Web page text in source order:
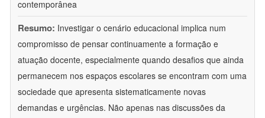
contemporânea
Resumo: Investigar o cenário educacional implica num
compromisso de pensar continuamente a formação e
atuação docente, especialmente quando desafios que ainda
permanecem nos espaços escolares se encontram com uma
sociedade que apresenta sistematicamente novas
demandas e urgências. Não apenas nas discussões da